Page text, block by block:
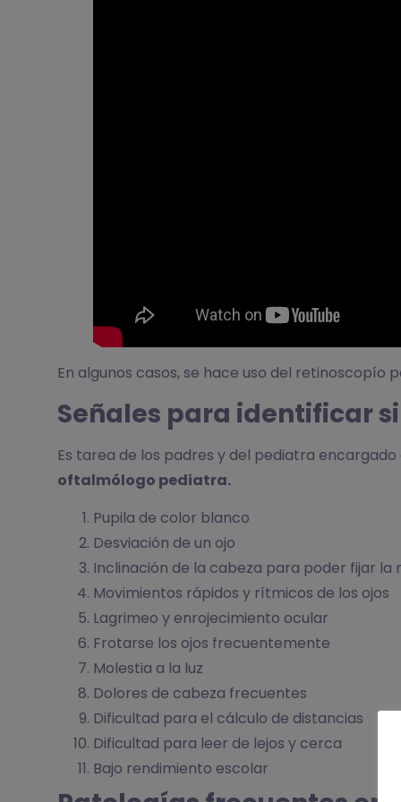
En algunos casos, se hace uso del
Señales para identificar
Es tarea de los padres y del pediatra
oftalmólogo pediatra.
Pupila de color blanco
Desviación de un ojo
Inclinación de la cabeza para poder fijar la
Movimientos rápidos y rítmicos de los ojos
Lagrimeo y enrojecimiento ocular
Frotarse los ojos frecuentemente
Molestia a la luz
Dolores de cabeza frecuentes
Dificultad para el cálculo de distancias
Dificultad para leer de lejos y cerca
Bajo rendimiento escolar